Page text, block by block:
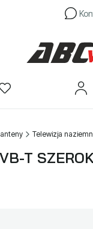
anteny Telewizja
T